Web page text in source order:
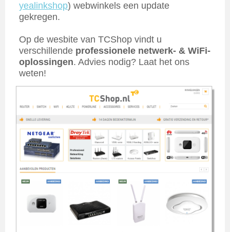
yealinkshop) webwinkels een update
gekregen.
Op de wesbite van TCShop vindt u
verschillende professionele netwerk- & WiFi-
oplossingen. Advies nodig? Laat het ons
weten!